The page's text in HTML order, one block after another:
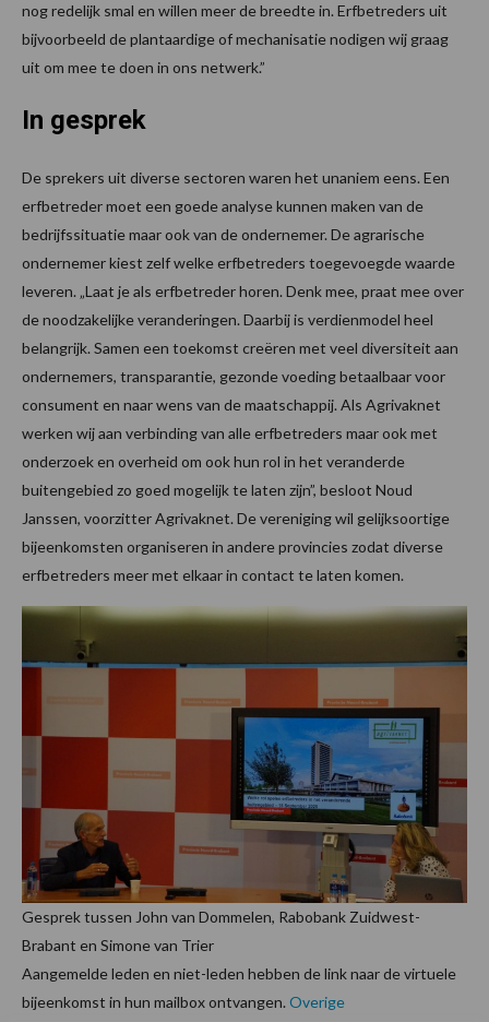
nog redelijk smal en willen meer de breedte in. Erfbetreders uit
bijvoorbeeld de plantaardige of mechanisatie nodigen wij graag
uit om mee te doen in ons netwerk.”
In gesprek
De sprekers uit diverse sectoren waren het unaniem eens. Een
erfbetreder moet een goede analyse kunnen maken van de
bedrijfssituatie maar ook van de ondernemer. De agrarische
ondernemer kiest zelf welke erfbetreders toegevoegde waarde
leveren. „Laat je als erfbetreder horen. Denk mee, praat mee over
de noodzakelijke veranderingen. Daarbij is verdienmodel heel
belangrijk. Samen een toekomst creëren met veel diversiteit aan
ondernemers, transparantie, gezonde voeding betaalbaar voor
consument en naar wens van de maatschappij. Als Agrivaknet
werken wij aan verbinding van alle erfbetreders maar ook met
onderzoek en overheid om ook hun rol in het veranderde
buitengebied zo goed mogelijk te laten zijn”, besloot Noud
Janssen, voorzitter Agrivaknet. De vereniging wil gelijksoortige
bijeenkomsten organiseren in andere provincies zodat diverse
erfbetreders meer met elkaar in contact te laten komen.
Gesprek tussen John van Dommelen, Rabobank Zuidwest-
Brabant en Simone van Trier
Aangemelde leden en niet-leden hebben de link naar de virtuele
bijeenkomst in hun mailbox ontvangen. Overige